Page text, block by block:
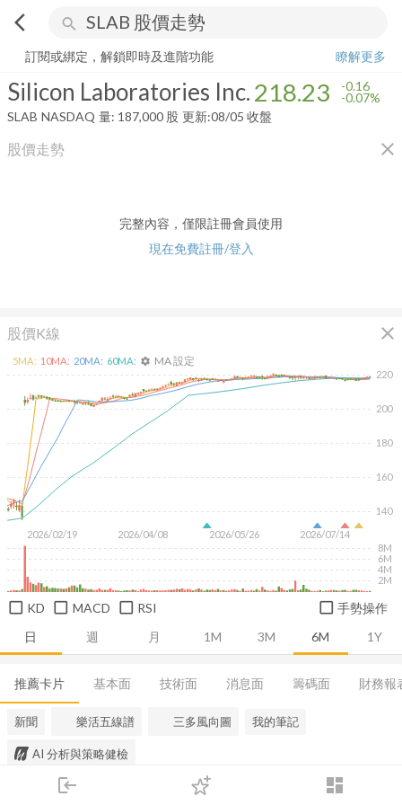
arrow_back_ios search
login dashboard
下單
Silicon Laboratories Inc. 218.23 -0.07%
訂閱或綁定，解鎖即時及進階功能
瞭解更多
Silicon Laboratories Inc.218.23 -0.16
-0.07%
SLAB NASDAQ 量: 187,000 股 更新:08/05 收盤
股價走勢 close
完整內容，僅限註冊會員使用
現在免費註冊/登入
股價K線 close
日 週 月 1M 3M 6M 1Y
2026/02/19 2026/04/08 2026/05/26 2026/07/14
140
160
180
200
220
2M
4M
6M
8M
5MA: 10MA: 20MA: 60MA: settings MA 設定
KD MACD RSI 手勢操作
推薦卡片 基本面 技術面 消息面 籌碼面 財務報
新聞 樂活五線譜 三多風向圖 我的筆記
AI 分析與策略健檢